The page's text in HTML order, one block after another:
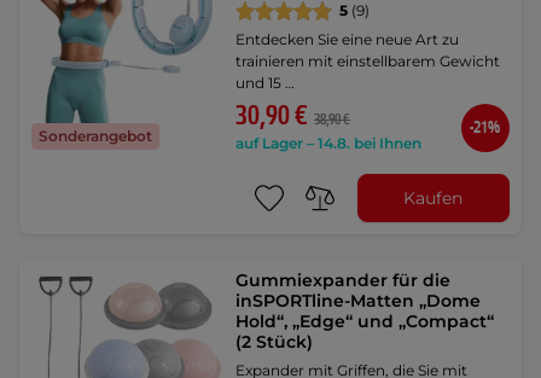
Sonderangebot
5 (9)
Entdecken Sie eine neue Art zu
trainieren mit einstellbarem Gewicht
und 15 …
30,90 € 38,90 €
auf Lager – 14.8. bei Ihnen
-21%
Kaufen
Gummiexpander für die
inSPORTline-Matten „Dome
Hold“, „Edge“ und „Compact“
(2 Stück)
Expander mit Griffen, die Sie mit